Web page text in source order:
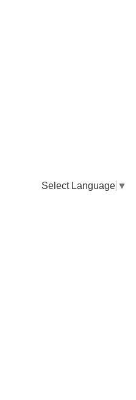
Select Language ▼